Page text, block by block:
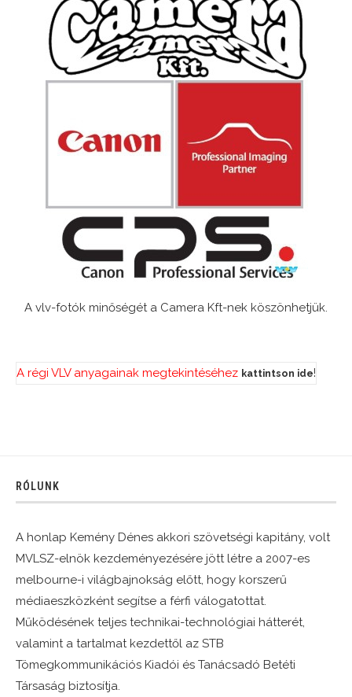
A vlv-fotók minőségét a Camera Kft-nek köszönhetjük.
A régi VLV anyagainak megtekintéséhez kattintson ide!
RÓLUNK
A honlap Kemény Dénes akkori szövetségi kapitány, volt
MVLSZ-elnök kezdeményezésére jött létre a 2007-es
melbourne-i világbajnokság előtt, hogy korszerű
médiaeszközként segítse a férfi válogatottat.
Működésének teljes technikai-technológiai hátterét,
valamint a tartalmat kezdettől az STB
Tömegkommunikációs Kiadói és Tanácsadó Betéti
Társaság biztosítja.